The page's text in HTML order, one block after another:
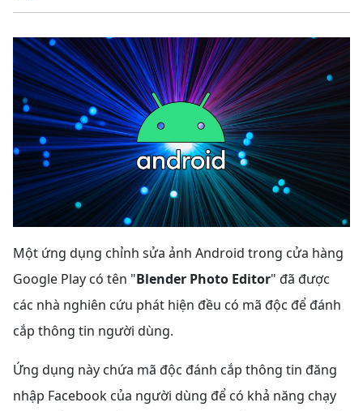
Một ứng dụng chỉnh sửa ảnh Android trong cửa hàng
Google Play có tên "Blender Photo Editor" đã được
các nhà nghiên cứu phát hiện đều có mã độc để đánh
cắp thông tin người dùng.
Ứng dụng này chứa mã độc đánh cắp thông tin đăng
nhập Facebook của người dùng để có khả năng chạy